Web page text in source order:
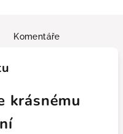
Komentáře
krásnému